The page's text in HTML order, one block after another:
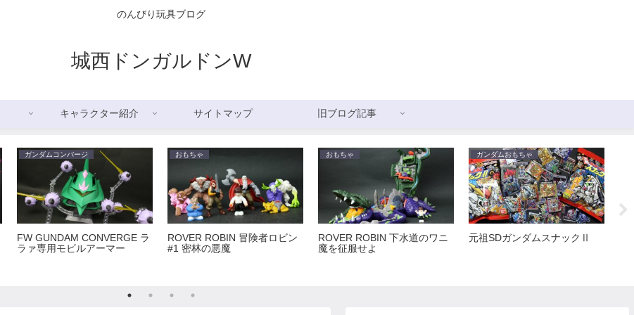
のんびり玩具ブログ
城西ドンガルドンW
キャラクター紹介 サイトマップ 旧ブログ記事
ガンダムコンバージ
FW GUNDAM CONVERGE ラ
ラァ専用モビルアーマー
おもちゃ
ROVER ROBIN 冒険者ロビン
#1 密林の悪魔
おもちゃ
ROVER ROBIN 下水道のワニ
魔を征服せよ
ガンダムおもちゃ
元祖SDガンダムスナックⅡ